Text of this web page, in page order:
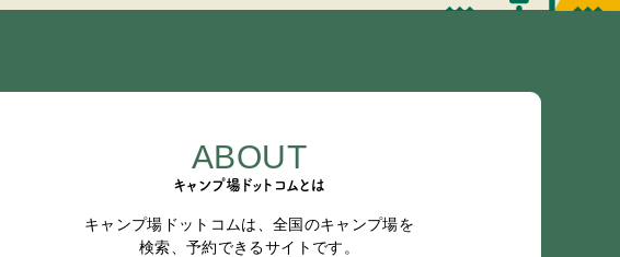
ABOUT
キャンプ場ドットコムとは
キャンプ場ドットコムは、全国のキャンプ場を
検索、予約できるサイトです。